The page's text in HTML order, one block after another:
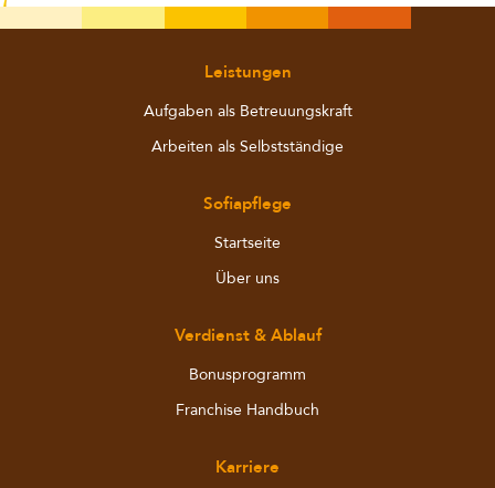
Leistungen
Aufgaben als Betreuungskraft
Arbeiten als Selbstständige
Sofiapflege
Startseite
Über uns
Verdienst & Ablauf
Bonusprogramm
Franchise Handbuch
Karriere